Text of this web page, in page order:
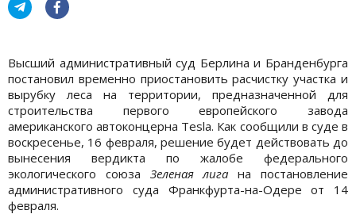
Высший административный суд Берлина и Бранденбурга
постановил временно приостановить расчистку участка и
вырубку леса на территории, предназначенной для
строительства первого европейского завода
американского автоконцерна Tesla. Как сообщили в суде в
воскресенье, 16 февраля, решение будет действовать до
вынесения вердикта по жалобе федерального
экологического союза Зеленая лига на постановление
административного суда Франкфурта-на-Одере от 14
февраля.